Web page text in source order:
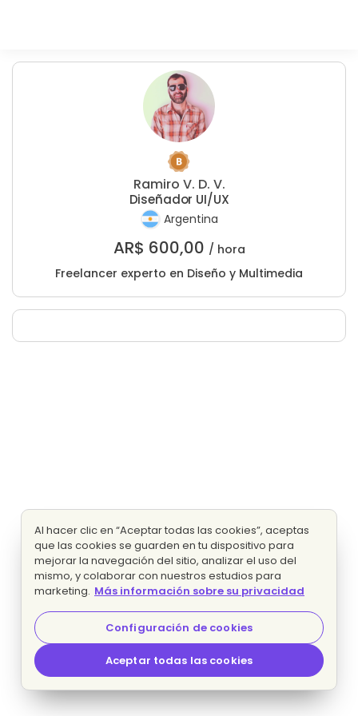
Ramiro V. D. V.
Diseñador UI/UX
Argentina
AR$ 600,00 / hora
Freelancer experto en Diseño y Multimedia
Al hacer clic en “Aceptar todas las cookies”, aceptas
que las cookies se guarden en tu dispositivo para
mejorar la navegación del sitio, analizar el uso del
mismo, y colaborar con nuestros estudios para
marketing. Más información sobre su privacidad
Configuración de cookies
Aceptar todas las cookies